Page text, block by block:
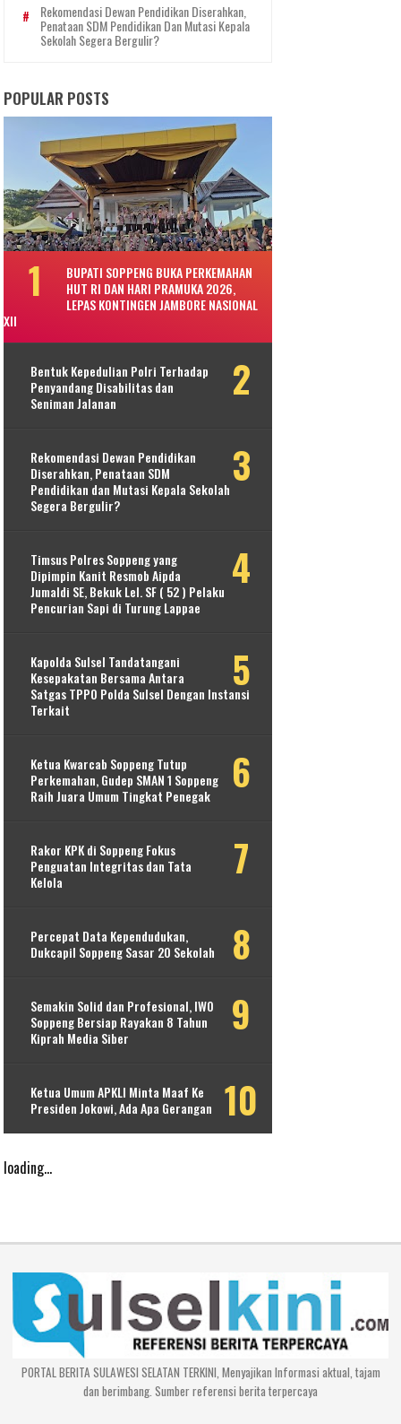
Rekomendasi Dewan Pendidikan Diserahkan,
Penataan SDM Pendidikan Dan Mutasi Kepala
Sekolah Segera Bergulir?
POPULAR POSTS
BUPATI SOPPENG BUKA PERKEMAHAN
HUT RI DAN HARI PRAMUKA 2026,
LEPAS KONTINGEN JAMBORE NASIONAL
XII
Bentuk Kepedulian Polri Terhadap
Penyandang Disabilitas dan
Seniman Jalanan
Rekomendasi Dewan Pendidikan
Diserahkan, Penataan SDM
Pendidikan dan Mutasi Kepala Sekolah
Segera Bergulir?
Timsus Polres Soppeng yang
Dipimpin Kanit Resmob Aipda
Jumaldi SE, Bekuk Lel. SF ( 52 ) Pelaku
Pencurian Sapi di Turung Lappae
Kapolda Sulsel Tandatangani
Kesepakatan Bersama Antara
Satgas TPPO Polda Sulsel Dengan Instansi
Terkait
Ketua Kwarcab Soppeng Tutup
Perkemahan, Gudep SMAN 1 Soppeng
Raih Juara Umum Tingkat Penegak
Rakor KPK di Soppeng Fokus
Penguatan Integritas dan Tata
Kelola
Percepat Data Kependudukan,
Dukcapil Soppeng Sasar 20 Sekolah
Semakin Solid dan Profesional, IWO
Soppeng Bersiap Rayakan 8 Tahun
Kiprah Media Siber
Ketua Umum APKLI Minta Maaf Ke
Presiden Jokowi, Ada Apa Gerangan
loading...
PORTAL BERITA SULAWESI SELATAN TERKINI, Menyajikan Informasi aktual, tajam
dan berimbang. Sumber referensi berita terpercaya